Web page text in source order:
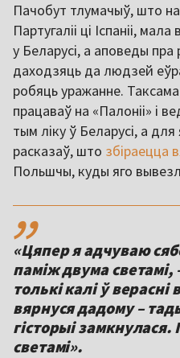
Пачобут тлумачыў, што
Партугаліі ці Іспаніі,
у Беларусі, а аповеды пра
даходзяць да людзей
робяць уражанне.
працаваў на «Палоніі» і
тым ліку ў Беларусі, а
расказаў, што збіраецца
Польшчы, куды яго
,,
«Цяпер я адчуваю
паміж двума светамі,
толькі калі ў
вярнуся дадому –
гісторыі
светамі».